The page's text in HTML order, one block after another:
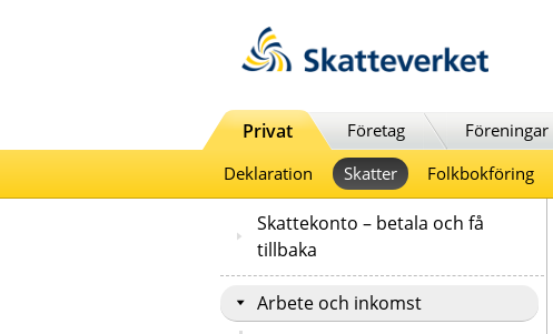
Privat Företag Föreningar
Deklaration
Skatter Folkbokföring
Skattekonto – betala och få
tillbaka
Arbete och inkomst